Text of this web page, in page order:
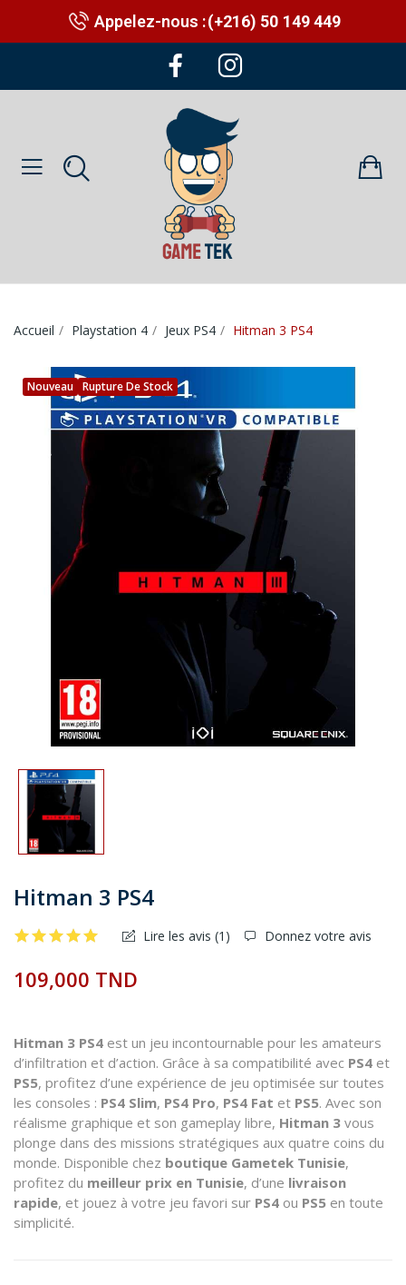
Appelez-nous :(+216) 50 149 449
Accueil Playstation 4 Jeux PS4 Hitman 3 PS4
Nouveau Rupture De Stock
Hitman 3 PS4
Lire les avis (1 ) Donnez votre avis
109,000 TND
Hitman 3 PS4 est un jeu incontournable pour les amateurs
d’infiltration et d’action. Grâce à sa compatibilité avec PS4 et
PS5, profitez d’une expérience de jeu optimisée sur toutes
les consoles : PS4 Slim, PS4 Pro, PS4 Fat et PS5. Avec son
réalisme graphique et son gameplay libre, Hitman 3 vous
plonge dans des missions stratégiques aux quatre coins du
monde. Disponible chez boutique Gametek Tunisie,
profitez du meilleur prix en Tunisie, d’une livraison
rapide, et jouez à votre jeu favori sur PS4 ou PS5 en toute
simplicité.